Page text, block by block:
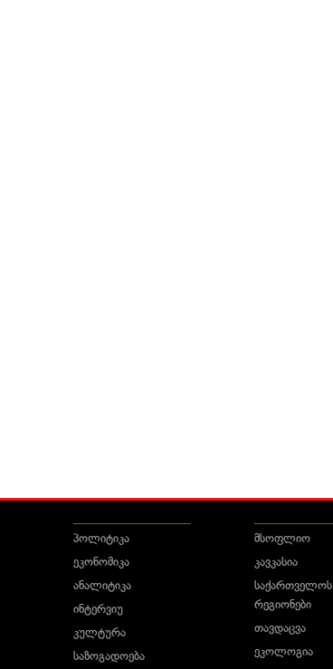
პოლიტიკა
ეკონომიკა
ანალიტიკა
ინტერვიუ
კულტურა
საზოგადოება
მსოფლიო
კავკასია
საქართველოს
რეგიონები
თავდაცვა
ეკოლოგია